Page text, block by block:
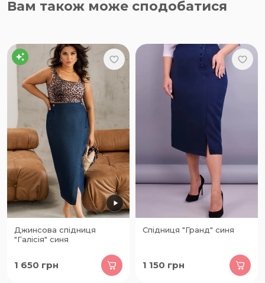
Вам також може сподобатися
Джинсова спідниця
"Галісія" синя
1 650 грн
Спідниця "Гранд" синя
1 150 грн